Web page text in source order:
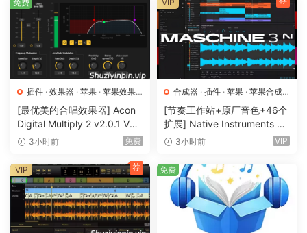
Welcome to djay Pro! Algoriddim’s acclaimed DJ software
and winner of multiple Apple Design Awards has been
rebuilt from the ground up using groundbreaking
technology – NEURAL MIX™ 2.0, Crossfader Fusion™, Fluid
Beatgrid™.
djay Pro’s all-new, modern interface is built around a
sophisticated integration with your music library, giving
you instant access to millions of tracks. Pristine sound
quality and a powerful set of features including advanced
mixing tools, four decks, high-definition waveforms, video
mixing and hardware integration give you endless creative
flexibility to reinvent your DJ sets.
插件 · 效果器 · 苹果 · 苹果效果
器
[最优美的合唱效果器] Acon
Digital Multiply 2 v2.0.1 VST
VST3 AU AAX [WiN, MacOS
3小时前 免费
免费
合成器 · 插件 · 苹果 · 苹果合成
器
[节奏工作站+原厂音色+46个
扩展] Native Instruments M
aschine 3.6.0-HCiSO [Mac
3小时前 VIP
VIP
VIP 荐 免费